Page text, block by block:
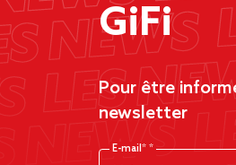
GiFi
Pour être
newsletter
E-mail*